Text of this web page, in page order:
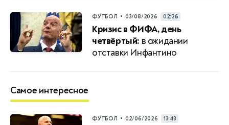
ФУТБОЛ • 03/08/2026 02:26
Кризис в ФИФА, день
четвёртый: в ожидании
отставки Инфантино
Самое интересное
ФУТБОЛ • 02/06/2026 13:43